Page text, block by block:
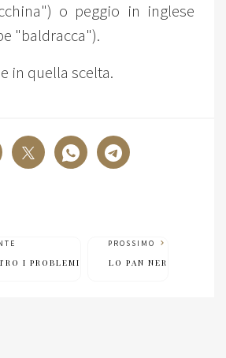
o peggio in inglese
"baldracca").
in quella scelta.
I PROBLEMI
PROSSIMO
LO PAN NER